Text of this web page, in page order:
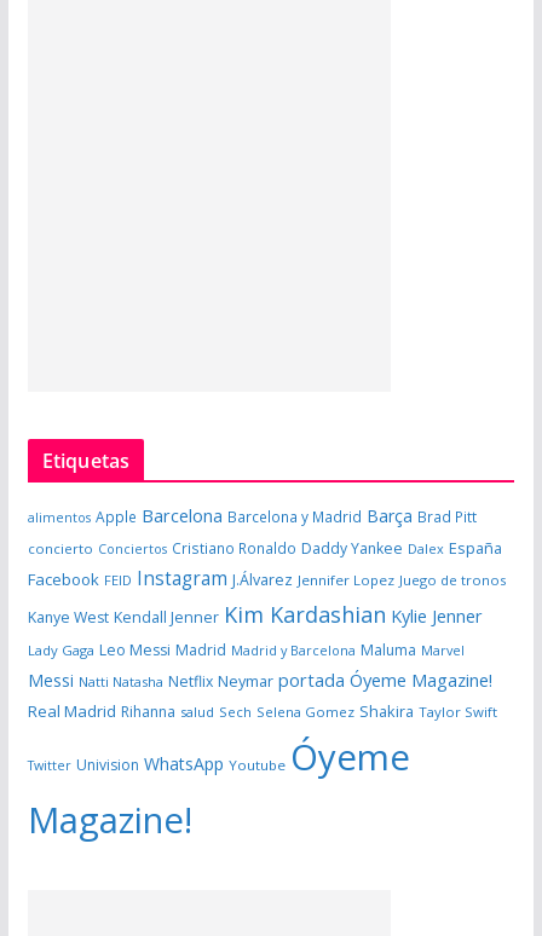
Etiquetas
alimentos Apple Barcelona Barcelona y Madrid Barça Brad Pitt
concierto Conciertos Cristiano Ronaldo Daddy Yankee Dalex España
Facebook FEID Instagram J.Álvarez Jennifer Lopez Juego de tronos
Kanye West Kendall Jenner Kim Kardashian Kylie Jenner
Lady Gaga Leo Messi Madrid Madrid y Barcelona Maluma Marvel
Messi Natti Natasha Netflix Neymar portada Óyeme Magazine!
Real Madrid Rihanna salud Sech Selena Gomez Shakira Taylor Swift
Twitter Univision WhatsApp Youtube Óyeme
Magazine!